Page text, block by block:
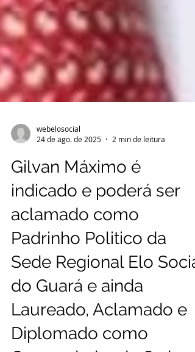
24 de ago. de 2025
2 min de leitura
Gilvan Máximo é
indicado e poderá ser
aclamado como
Padrinho Politico da
Sede Regional Elo Social
do Guará e ainda
Laureado, Aclamado e